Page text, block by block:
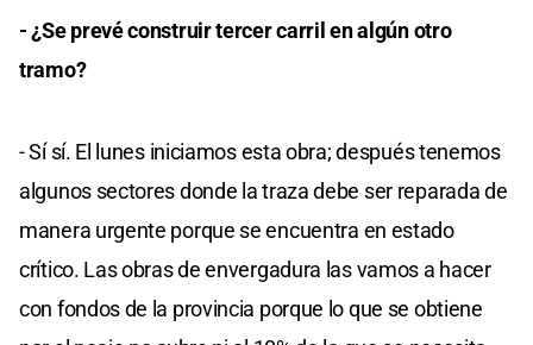
- ¿Se prevé construir tercer carril en algún otro
tramo?
- Sí sí. El lunes iniciamos esta obra; después tenemos
algunos sectores donde la traza debe ser reparada de
manera urgente porque se encuentra en estado
crítico. Las obras de envergadura las vamos a hacer
con fondos de la provincia porque lo que se obtiene